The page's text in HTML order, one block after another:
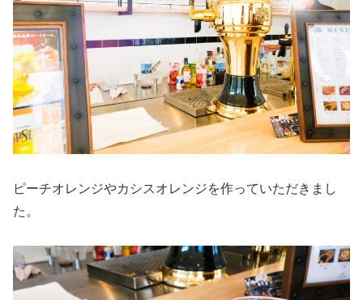
ピーチオレンジやカシスオレンジを作っていただきまし
た。